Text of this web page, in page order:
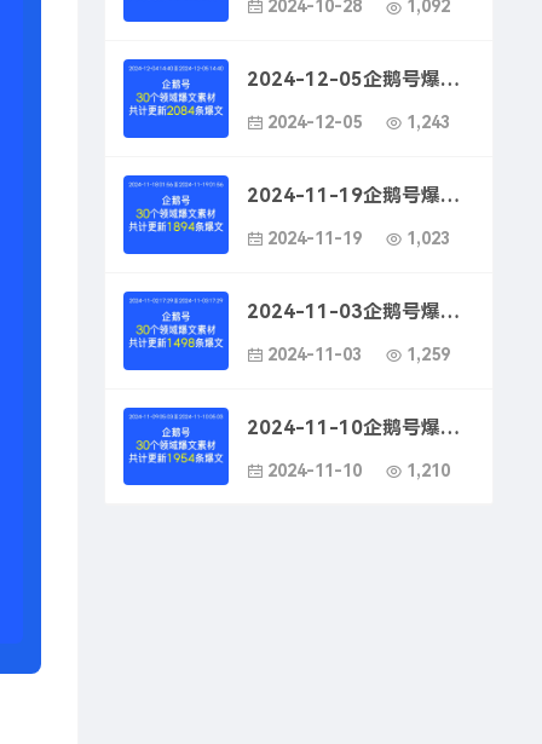
2024-10-28 1,092
2024-12-05企鹅号爆款文案素材-企鹅号看点快报文案优化策略
2024-12-05 1,243
2024-11-19企鹅号爆款文案素材-企鹅号看点快报吸引粉丝的方法
2024-11-19 1,023
2024-11-03企鹅号爆款文案素材-企鹅号爆款文案写作指南
2024-11-03 1,259
2024-11-10企鹅号爆款文案素材-企鹅号看点快报文案写作技巧
2024-11-10 1,210